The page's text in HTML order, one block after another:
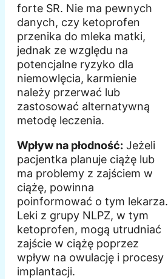
forte SR. Nie ma pewnych
danych, czy ketoprofen
przenika do mleka matki,
jednak ze względu na
potencjalne ryzyko dla
niemowlęcia, karmienie
należy przerwać lub
zastosować alternatywną
metodę leczenia.
Wpływ na płodność: Jeżeli
pacjentka planuje ciążę lub
ma problemy z zajściem w
ciążę, powinna
poinformować o tym lekarza.
Leki z grupy NLPZ, w tym
ketoprofen, mogą utrudniać
zajście w ciążę poprzez
wpływ na owulację i procesy
implantacji.